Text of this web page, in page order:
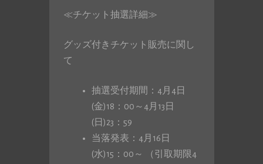
≪チケット抽選詳細≫
グッズ付きチケット販売に関し
て
抽選受付期間：4月4日
(金)18：00～4月13日
(日)23：59
当落発表：4月16日
(水)15：00～ （引取期限4